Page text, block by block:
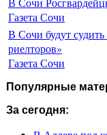
Газета Сочи
В Сочи будут
риелторов»
Газета Сочи
Популярные
За сегодня: